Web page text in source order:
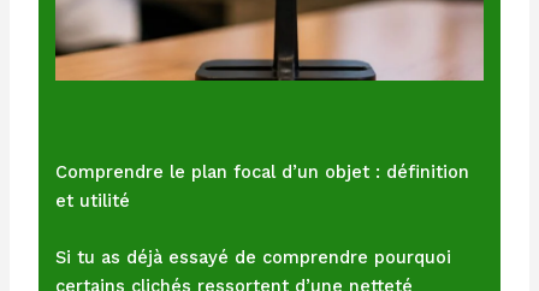
Comprendre le plan focal d’un objet : définition
et utilité
Si tu as déjà essayé de comprendre pourquoi
certains clichés ressortent d’une netteté